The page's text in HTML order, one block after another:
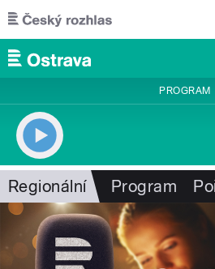
Přejít k hlavnímu obsahu
PROGRAM
Regionální Program